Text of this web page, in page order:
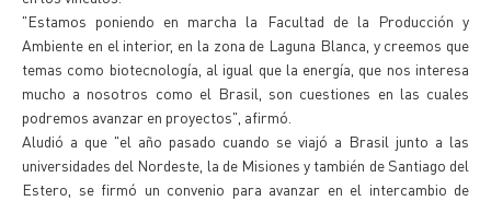
"Estamos poniendo en marcha la Facultad de la Producción y
Ambiente en el interior, en la zona de Laguna Blanca, y creemos que
temas como biotecnología, al igual que la energía, que nos interesa
mucho a nosotros como el Brasil, son cuestiones en las cuales
podremos avanzar en proyectos", afirmó.
Aludió a que "el año pasado cuando se viajó a Brasil junto a las
universidades del Nordeste, la de Misiones y también de Santiago del
Estero, se firmó un convenio para avanzar en el intercambio de